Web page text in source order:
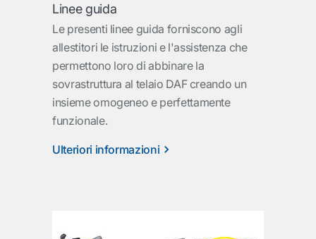
Linee guida
Le presenti linee guida forniscono agli
allestitori le istruzioni e l'assistenza che
permettono loro di abbinare la
sovrastruttura al telaio DAF creando un
insieme omogeneo e perfettamente
funzionale.
Ulteriori informazioni